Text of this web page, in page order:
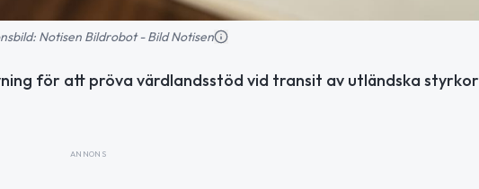
Notisen Bildrobot - Bild Notisen
för att pröva värdlandsstöd vid transit av utländska styrkor
ANNONS